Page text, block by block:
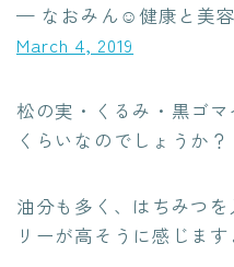
— なおみん☺︎健康と美容
March 4, 2019
松の実・くるみ・黒ゴ
くらいなのでしょうか？
油分も多く、はちみつ
リーが高そうに感じます